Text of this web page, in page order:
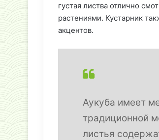
густая листва отлично
растениями. Кустарник
акцентов.
Аукуба имеет
традиционной
листья